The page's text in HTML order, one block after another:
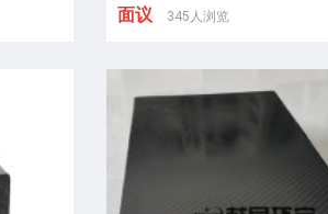
面议 345人浏览